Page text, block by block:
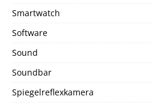
Smartwatch
Software
Sound
Soundbar
Spiegelreflexkamera